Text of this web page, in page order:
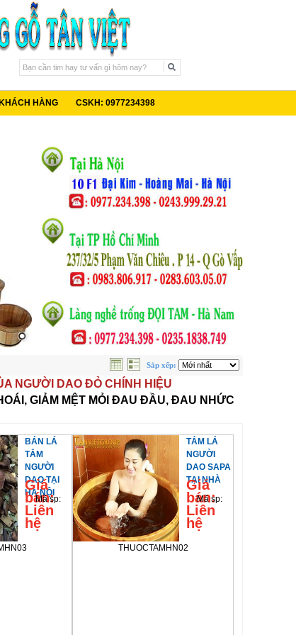
HÀNG CSKH: 0977234398
Sắp xếp:
NGƯỜI DAO ĐỎ CHÍNH HIỆU
GIẢM MỆT MỎI ĐAU ĐẦU, ĐAU NHỨC
BÁN LÁ
TẮM
NGƯỜI
DAO TẠI
HÀ NỘI
Giá
bán:
Liên
hệ
Mã sp:
TẮM LÁ
NGƯỜI
DAO SAPA
TẠI NHÀ
Giá
bán:
Liên
hệ
Mã sp:
THUOCTAMHN02